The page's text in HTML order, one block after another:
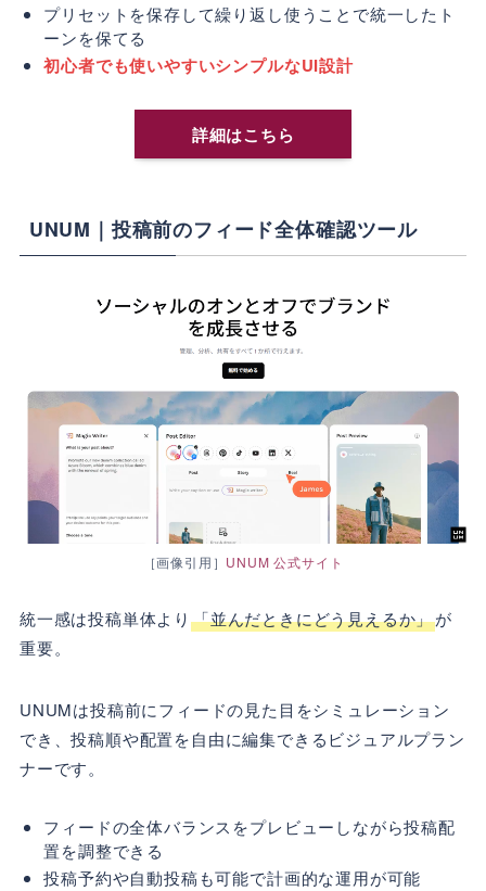
プリセットを保存して繰り返し使うことで統一したト
ーンを保てる
初心者でも使いやすいシンプルなUI設計
詳細はこちら
UNUM｜投稿前のフィード全体確認ツール
［画像引用］ UNUM 公式サイト
統一感は投稿単体より 「並んだときにどう見えるか」が
重要。
UNUMは投稿前にフィードの見た目をシミュレーション
でき、投稿順や配置を自由に編集できるビジュアルプラン
ナーです。
フィードの全体バランスをプレビューしながら投稿配
置を調整できる
投稿予約や自動投稿も可能で計画的な運用が可能